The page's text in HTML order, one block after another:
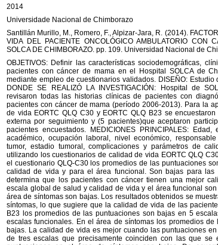
2014
Universidade Nacional de Chimborazo
Santillán Murillo, M., Romero, F., Alpizar-Jara, R. (2014).
VIDA DEL PACIENTE ONCOLÓGICO AMBULATORIO CON
SOLCA DE CHIMBORAZO. pp. 109. Universidad Nacional de
OBJETIVOS: Definir las características sociodemográficas,
pacientes con cáncer de mama en el Hospital SOLCA de
mediante empleo de cuestionarios validados. DISEÑO: Estudio
DONDE SE REALIZÓ LA INVESTIGACIÓN: Hospital de
revisaron todas las historias clínicas de pacientes con
pacientes con cáncer de mama (período 2006-2013). Para la
de vida EORTC QLQ C30 y EORTC QLQ B23 se
externa por seguimiento y (5 pacientes)que aceptaron
pacientes encuestados. MEDICIONES PRINCIPALES:
académico, ocupación laboral, nivel económico,
tumor, estadio tumoral, complicaciones y parámetros de
utilizando los cuestionarios de calidad de vida EORTC QLQ
el cuestionario QLQ-C30 los promedios de las puntuaciones
calidad de vida y para el área funcional. Son bajas para las
determina que los pacientes con cáncer tienen una mejor
escala global de salud y calidad de vida y el área funcional
área de síntomas son bajas. Los resultados obtenidos se
síntomas, lo que sugiere que la calidad de vida de las
B23 los promedios de las puntuaciones son bajas en 5
escalas funcionales. En el área de síntomas los promedios
bajas. La calidad de vida es mejor cuando las puntuaciones
de tres escalas que precisamente coinciden con las que se